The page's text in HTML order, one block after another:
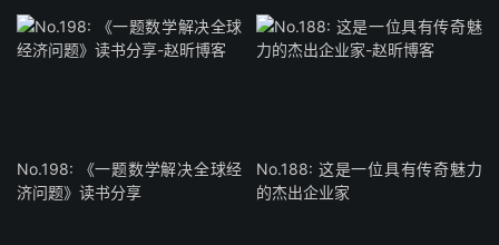
No.198: 《一题数学解决全球经
济问题》读书分享
No.188: 这是一位具有传奇魅力
的杰出企业家